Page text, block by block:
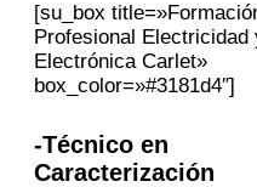
[su_box
Profesional Electricidad
Electrónica Carlet»
box_color=»#3181d4″]
-Técnico en
Caracterización